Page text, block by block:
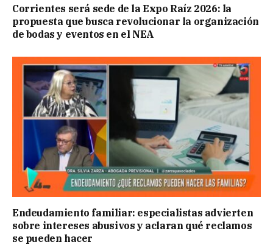
Corrientes será sede de la Expo Raíz 2026: la
propuesta que busca revolucionar la organización
de bodas y eventos en el NEA
Endeudamiento familiar: especialistas advierten
sobre intereses abusivos y aclaran qué reclamos
se pueden hacer